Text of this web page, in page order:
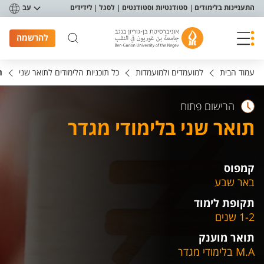
תפריט נגישות
התעניינות בלימודים סטודנטיות וסטודנטים לסגל לידידים עב
להרשמה
עמוד הבית למועמדים ולמועמדות כל תוכניות הלימודים לתואר שני
הרישום פתוח
תואר שני בלימודי מגדר
קמפוס
באר שבע
תקופת לימוד
1-2 שנים
תואר מוענק
M.A בלימודי מגדר